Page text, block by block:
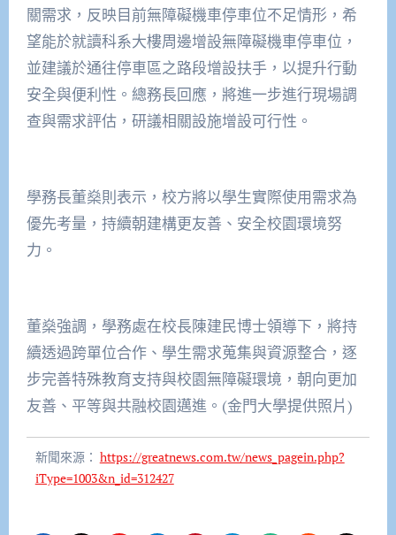
關需求，反映目前無障礙機車停車位不足情形，希
望能於就讀科系大樓周邊增設無障礙機車停車位，
並建議於通往停車區之路段增設扶手，以提升行動
安全與便利性。總務長回應，將進一步進行現場調
查與需求評估，研議相關設施增設可行性。
學務長董燊則表示，校方將以學生實際使用需求為
優先考量，持續朝建構更友善、安全校園環境努
力。
董燊強調，學務處在校長陳建民博士領導下，將持
續透過跨單位合作、學生需求蒐集與資源整合，逐
步完善特殊教育支持與校園無障礙環境，朝向更加
友善、平等與共融校園邁進。(金門大學提供照片)
新聞來源： https://greatnews.com.tw/news_pagein.php?
iType=1003&n_id=312427